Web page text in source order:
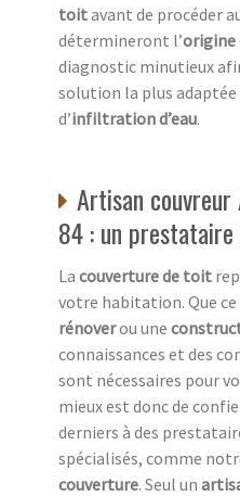
toitavant de procéder
détermineront l’origine
diagnostic minutieux
solution la plus adaptée
d’infiltration d’eau.
Artisan couvreur
84 : un
La couverture de toit
votre habitation. Que
rénoverou une
connaissances et des
sont nécessaires pour
mieux est donc de
derniers à des
spécialisés, comme
couverture. Seul un